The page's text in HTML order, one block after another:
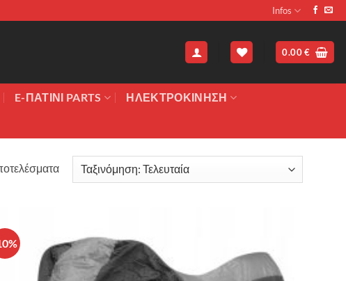
Infos
0.00€
E-ΠΑΤΙΝΙ PARTS ΗΛΕΚΤΡΟΚΙΝΗΣΗ
Sorted
στην λίστα
επιθυμιών